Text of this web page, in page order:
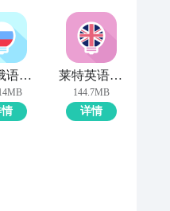
莱特俄语学习背单词 莱特英语学习背单词
144.7MB
详情